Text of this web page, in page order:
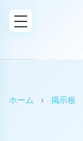
ホーム › 掲示板